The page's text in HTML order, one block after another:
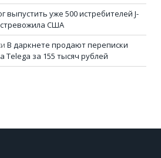
выпустить уже 500 истребителей J-
США
В даркнете продают переписки
Telega за 155 тысяч рублей